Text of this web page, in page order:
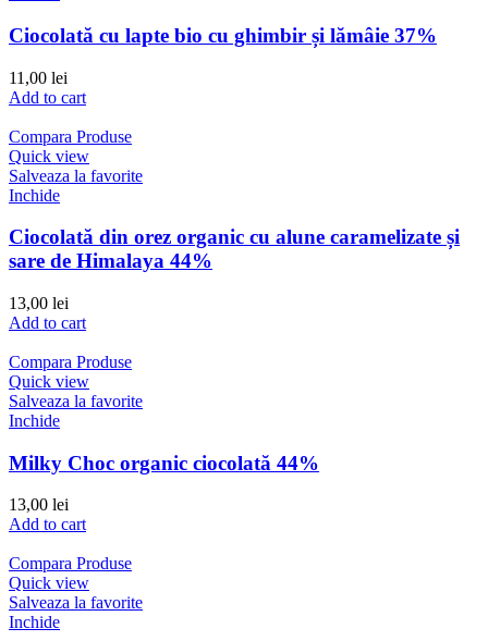
Ciocolată cu lapte bio cu ghimbir și lămâie 37%
11,00 lei
Add to cart
Compara Produse
Quick view
Salveaza la favorite
Inchide
Ciocolată din orez organic cu alune caramelizate și
sare de Himalaya 44%
13,00 lei
Add to cart
Compara Produse
Quick view
Salveaza la favorite
Inchide
Milky Choc organic ciocolată 44%
13,00 lei
Add to cart
Compara Produse
Quick view
Salveaza la favorite
Inchide